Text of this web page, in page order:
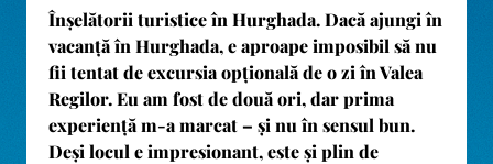
Înșelătorii turistice în Hurghada. Dacă ajungi în
vacanță în Hurghada, e aproape imposibil să nu
fii tentat de excursia opțională de o zi în Valea
Regilor. Eu am fost de două ori, dar prima
experiență m-a marcat – și nu în sensul bun.
Deși locul e impresionant, este și plin de